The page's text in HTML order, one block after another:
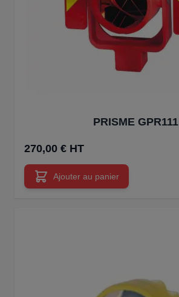
PRISME GPR111
270,00 € HT
Ajouter au panier